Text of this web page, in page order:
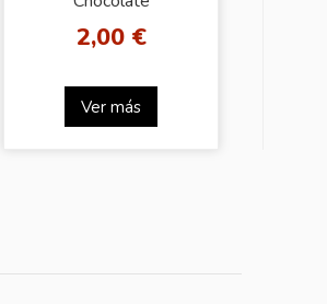
2,00 €
Ver más